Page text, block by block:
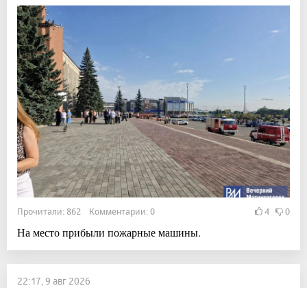
Прочитали: 862 Комментарии: 0 4 0
На место прибыли пожарные машины.
22:17, 9 авг 2026